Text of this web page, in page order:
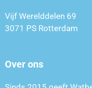
Vijf Werelddelen 69
3071 PS Rotterdam
Over ons